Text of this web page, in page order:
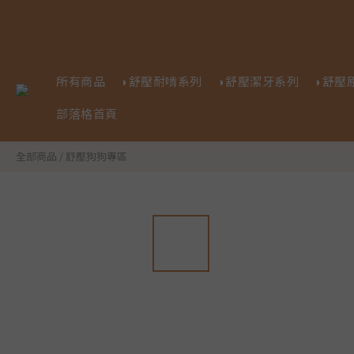
所有商品 ◗舒壓耐啃系列 ◗舒壓潔牙系列
◗舒壓
部落格首頁
全部商品 / 舒壓狗狗專區